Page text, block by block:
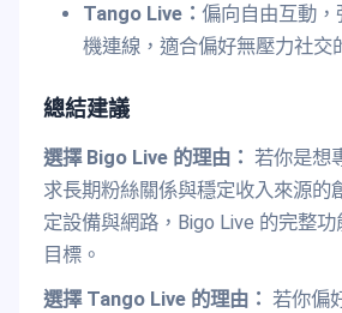
Tango Live： 偏向自由互動
機連線，適合偏好無壓力社交
總結建議
選擇 Bigo Live 的理由： 若你是想
求長期粉絲關係與穩定收入來源的
定設備與網路，Bigo Live 的完整
目標。
選擇 Tango Live 的理由： 若你偏